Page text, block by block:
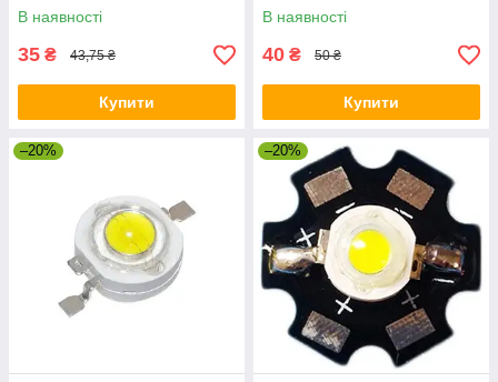
В наявності
35 ₴ 43,75 ₴
Купити
В наявності
40 ₴ 50 ₴
Купити
–20% –20%